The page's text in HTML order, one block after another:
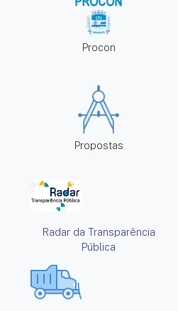
Procon
Propostas
Radar da Transparência
Pública